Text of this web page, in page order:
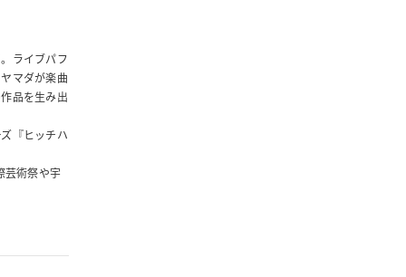
ライブパフ
マダが楽曲
品を生み出
『ヒッチハ
芸術祭や宇